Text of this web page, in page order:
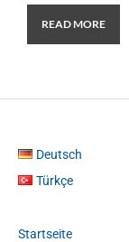
READ MORE
Deutsch
Türkçe
Startseite